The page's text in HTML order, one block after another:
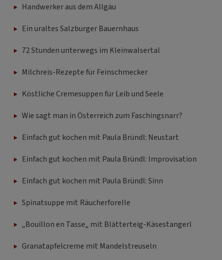
Handwerker aus dem Allgäu
Ein uraltes Salzburger Bauernhaus
72 Stunden unterwegs im Kleinwalsertal
Milchreis-Rezepte für Feinschmecker
Köstliche Cremesuppen für Leib und Seele
Wie sagt man in Österreich zum Faschingsnarr?
Einfach gut kochen mit Paula Bründl: Neustart
Einfach gut kochen mit Paula Bründl: Improvisation
Einfach gut kochen mit Paula Bründl: Sinn
Spinatsuppe mit Räucherforelle
„Bouillon en Tasse„ mit Blätterteig-Käsestangerl
Granatapfelcreme mit Mandelstreuseln